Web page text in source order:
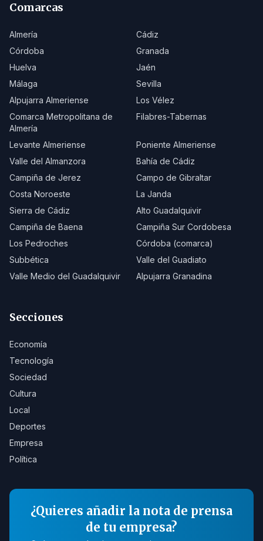
Comarcas
Almería
Cádiz
Córdoba
Granada
Huelva
Jaén
Málaga
Sevilla
Alpujarra Almeriense
Los Vélez
Comarca Metropolitana de
Almería
Filabres-Tabernas
Levante Almeriense
Poniente Almeriense
Valle del Almanzora
Bahía de Cádiz
Campiña de Jerez
Campo de Gibraltar
Costa Noroeste
La Janda
Sierra de Cádiz
Alto Guadalquivir
Campiña de Baena
Campiña Sur Cordobesa
Los Pedroches
Córdoba (comarca)
Subbética
Valle del Guadiato
Valle Medio del Guadalquivir
Alpujarra Granadina
Secciones
Economía
Tecnología
Sociedad
Cultura
Local
Deportes
Empresa
Política
¿Quieres añadir la nota de prensa
de tu empresa?